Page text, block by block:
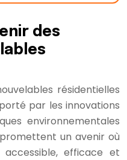
des
résidentielles
par les innovations
environnementales
un avenir où
efficace et